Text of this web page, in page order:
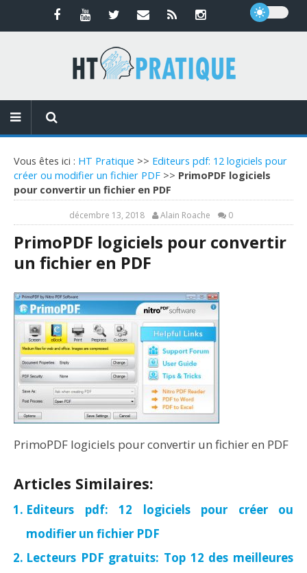
Vous êtes ici : HT Pratique >> Editeurs pdf: 12 logiciels pour
créer ou modifier un fichier PDF >> PrimoPDF logiciels
pour convertir un fichier en PDF
décembre 13, 2018 Alain Roache 0
PrimoPDF logiciels pour convertir
un fichier en PDF
PrimoPDF logiciels pour convertir un fichier en PDF
Articles Similaires:
Editeurs pdf: 12 logiciels pour créer ou
modifier un fichier PDF
Lecteurs PDF gratuits: Top 12 des meilleures